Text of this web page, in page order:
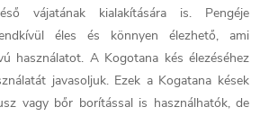
vájatának kialakítására is. Pengéje
éles és könnyen élezhető, ami
használatot. A Kogotana kés élezéséhez
javasoljuk. Ezek a Kogatana kések
vagy bőr borítással is használhatók, de